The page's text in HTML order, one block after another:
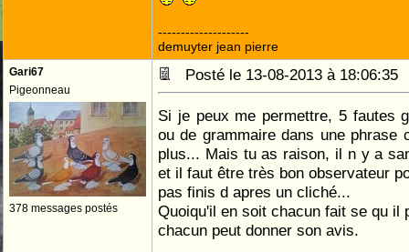
--------------------
demuyter jean pierre
Gari67
Pigeonneau
378 messages postés
Posté le 13-08-2013 à
Si je peux me permettre, 5 fautes
ou de grammaire dans une phrase
plus... Mais tu as raison, il n y a
et il faut être très bon observateur
pas finis d apres un cliché...
Quoiqu'il en soit chacun fait se qu il
chacun peut donner son avis.